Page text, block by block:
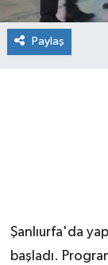
Paylaş
Şanlıurfa'da
başladı.